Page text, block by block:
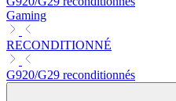
Gaming
RECONDITIONNÉ
G920/G29 reconditionnés